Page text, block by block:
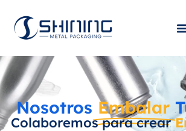
Nosotros Embalar
Colaboremos para crear